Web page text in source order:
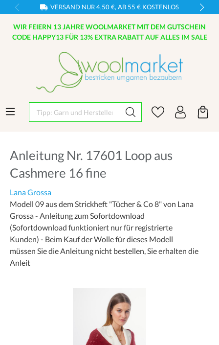
VERSAND NUR 4,50 €, AB 55 € KOSTENLOS
WIR FEIERN 13 JAHRE WOOLMARKET MIT DEM GUTSCHEIN
CODE HAPPY13 FÜR 13% EXTRA RABATT AUF ALLES IM SALE
Tipp: Garn und Hersteller eingeben
Anleitung Nr. 17601 Loop aus
Cashmere 16 fine
Lana Grossa
Modell 09 aus dem Strickheft "Tücher & Co 8" von Lana
Grossa - Anleitung zum Sofortdownload
(Sofortdownload funktioniert nur für registrierte
Kunden) - Beim Kauf der Wolle für dieses Modell
müssen Sie die Anleitung nicht bestellen, Sie erhalten die
Anleit